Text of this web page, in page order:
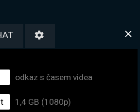
odkaz s časem videa
1,4 GB (1080p)